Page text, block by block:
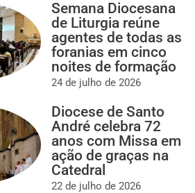
Semana Diocesana
de Liturgia reúne
agentes de todas as
foranias em cinco
noites de formação
24 de julho de 2026
Diocese de Santo
André celebra 72
anos com Missa em
ação de graças na
Catedral
22 de julho de 2026